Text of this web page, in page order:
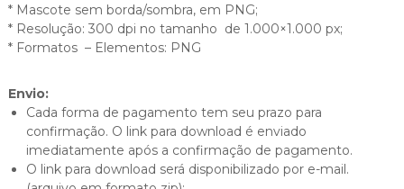
* Mascote sem borda/sombra, em PNG;
* Resolução: 300 dpi no tamanho de 1.000×1.000 px;
* Formatos – Elementos: PNG
Envio:
Cada forma de pagamento tem seu prazo para
confirmação. O link para download é enviado
imediatamente após a confirmação de pagamento.
O link para download será disponibilizado por e-mail.